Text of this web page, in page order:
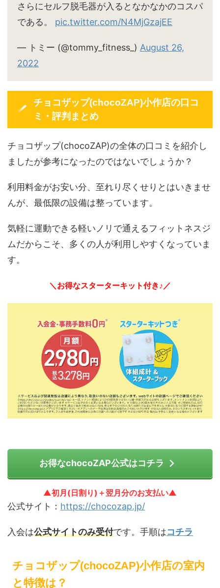
さらにセルフ脱毛器が入るとなかなかのコスパ
である。 pic.twitter.com/N4MjGzajEE
— トミー (@tommy_fitness_) August 26,
2022
チョコザップ(chocoZAP)小作店の口コ
ミ・評判まとめ
チョコザップ(chocoZAP)の全体の口コミを紹介し
ましたが参考になったのではないでしょうか？
利用料金がお安い分、至れり尽くせりとはいきませ
んが、最低限の設備は整っています。
気軽に運動できる軽いノリで通えるフィットネスジ
ムだからこそ、多くの人が利用しやすくなっていま
す。
＼お得なスターターキット付き♪／
お得なchocoZAP公式はコチラ
▲初月(日割り)＋翌月分のお支払い▲
公式サイト： https://chocozap.jp/
入会は公式サイトのみ受付です。手順はコチラ
チョコザップ(chocoZAP)小作店の室内
と特徴は？